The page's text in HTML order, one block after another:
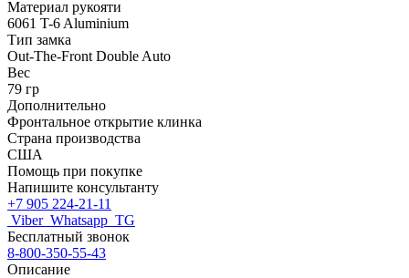
Материал рукояти
6061 T-6 Aluminium
Тип замка
Out-The-Front Double Auto
Вес
79 гр
Дополнительно
Фронтальное открытие клинка
Страна производства
США
Помощь при покупке
Напишите консультанту
+7 905 224-21-11
Viber Whatsapp TG
Бесплатный звонок
8-800-350-55-43
Описание